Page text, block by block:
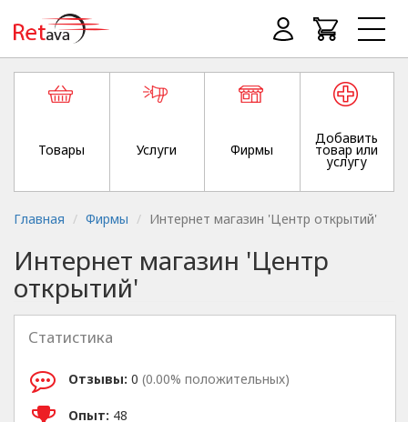
Товары Услуги Фирмы
Добавить
товар или
услугу
Главная Фирмы Интернет магазин 'Центр открытий'
Интернет магазин 'Центр
открытий'
Статистика
Отзывы: 0 (0.00% положительных)
Опыт: 48